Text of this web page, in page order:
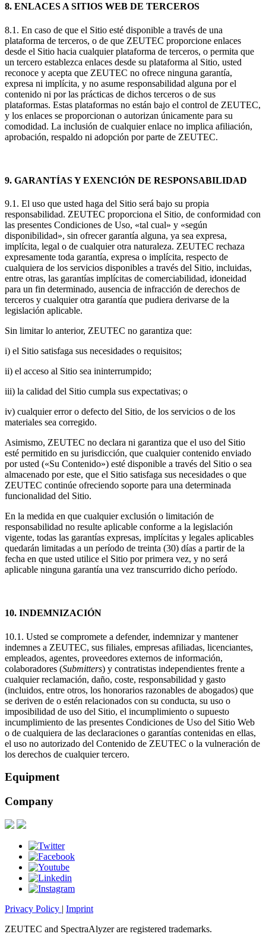
8. ENLACES A SITIOS WEB DE TERCEROS
8.1. En caso de que el Sitio esté disponible a través de una
plataforma de terceros, o de que ZEUTEC proporcione enlaces
desde el Sitio hacia cualquier plataforma de terceros, o permita que
un tercero establezca enlaces desde su plataforma al Sitio, usted
reconoce y acepta que ZEUTEC no ofrece ninguna garantía,
expresa ni implícita, y no asume responsabilidad alguna por el
contenido ni por las prácticas de dichos terceros o de sus
plataformas. Estas plataformas no están bajo el control de ZEUTEC,
y los enlaces se proporcionan o autorizan únicamente para su
comodidad. La inclusión de cualquier enlace no implica afiliación,
aprobación, respaldo ni adopción por parte de ZEUTEC.
9. GARANTÍAS Y EXENCIÓN DE RESPONSABILIDAD
9.1. El uso que usted haga del Sitio será bajo su propia
responsabilidad. ZEUTEC proporciona el Sitio, de conformidad con
las presentes Condiciones de Uso, «tal cual» y «según
disponibilidad», sin ofrecer garantía alguna, ya sea expresa,
implícita, legal o de cualquier otra naturaleza. ZEUTEC rechaza
expresamente toda garantía, expresa o implícita, respecto de
cualquiera de los servicios disponibles a través del Sitio, incluidas,
entre otras, las garantías implícitas de comerciabilidad, idoneidad
para un fin determinado, ausencia de infracción de derechos de
terceros y cualquier otra garantía que pudiera derivarse de la
legislación aplicable.
Sin limitar lo anterior, ZEUTEC no garantiza que:
i) el Sitio satisfaga sus necesidades o requisitos;
ii) el acceso al Sitio sea ininterrumpido;
iii) la calidad del Sitio cumpla sus expectativas; o
iv) cualquier error o defecto del Sitio, de los servicios o de los
materiales sea corregido.
Asimismo, ZEUTEC no declara ni garantiza que el uso del Sitio
esté permitido en su jurisdicción, que cualquier contenido enviado
por usted («Su Contenido») esté disponible a través del Sitio o sea
almacenado por este, que el Sitio satisfaga sus necesidades o que
ZEUTEC continúe ofreciendo soporte para una determinada
funcionalidad del Sitio.
En la medida en que cualquier exclusión o limitación de
responsabilidad no resulte aplicable conforme a la legislación
vigente, todas las garantías expresas, implícitas y legales aplicables
quedarán limitadas a un período de treinta (30) días a partir de la
fecha en que usted utilice el Sitio por primera vez, y no será
aplicable ninguna garantía una vez transcurrido dicho período.
10. INDEMNIZACIÓN
10.1. Usted se compromete a defender, indemnizar y mantener
indemnes a ZEUTEC, sus filiales, empresas afiliadas, licenciantes,
empleados, agentes, proveedores externos de información,
colaboradores (Submitters) y contratistas independientes frente a
cualquier reclamación, daño, coste, responsabilidad y gasto
(incluidos, entre otros, los honorarios razonables de abogados) que
se deriven de o estén relacionados con su conducta, su uso o
imposibilidad de uso del Sitio, el incumplimiento o supuesto
incumplimiento de las presentes Condiciones de Uso del Sitio Web
o de cualquiera de las declaraciones o garantías contenidas en ellas,
el uso no autorizado del Contenido de ZEUTEC o la vulneración de
los derechos de cualquier tercero.
Equipment
Company
Privacy Policy | Imprint
ZEUTEC and SpectraAlyzer are registered trademarks.